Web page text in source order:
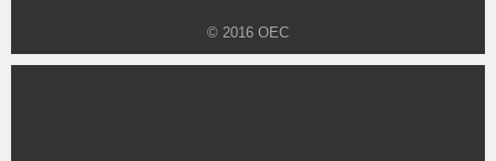
© 2016 OEC